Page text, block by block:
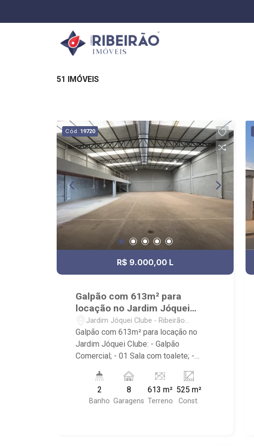
51 IMÓVEIS
Cód. 19720
R$ 9.000,00 L
Galpão com 613m² para
locação no Jardim Jóquei
Clube
Jardim Jóquei Clube - Ribeirão
Preto/SP
Galpão com 613m² para locação no
Jardim Jóquei Clube: - Galpão
Comercial; - 01 Sala com toalete; -
Mezanino; - Piso; - Iluminação; - Portão;
- Entrada para caminhões; - Câmeras de
segurança; - Alarme/cerca elétrica; - 08
2
Banho
8
Garagens
613 m²
Terreno
525 m²
Const.